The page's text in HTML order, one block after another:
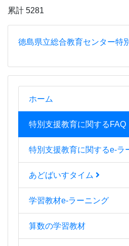
徳島県立総合教育センター特
ホーム
特別支援教育に関するFAQ
特別支援教育に関するe-ラ
あどばいすタイム
学習教材e-ラーニング
算数の学習教材
累計 5281